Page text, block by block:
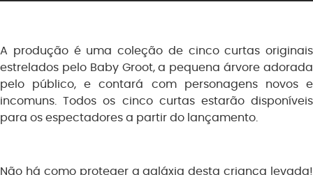
A produção é uma coleção de cinco curtas originais
estrelados pelo Baby Groot, a pequena árvore adorada
pelo público, e contará com personagens novos e
incomuns. Todos os cinco curtas estarão disponíveis
para os espectadores a partir do lançamento.
Não há como proteger a galáxia desta criança levada!